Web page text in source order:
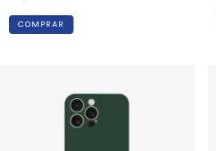
COMPRAR